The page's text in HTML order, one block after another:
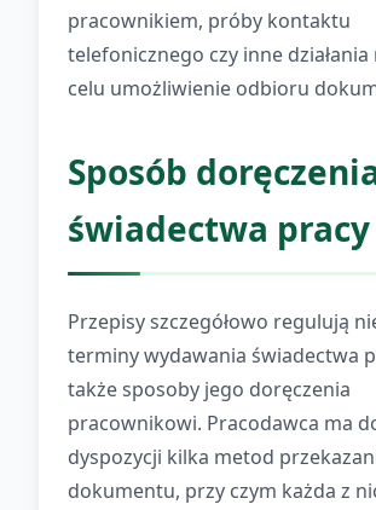
pracownikiem, próby kontaktu
telefonicznego czy inne działania
celu umożliwienie odbioru
Sposób
świadectwa pracy
Przepisy szczegółowo regulują
terminy wydawania świadectwa
także sposoby jego doręczenia
pracownikowi. Pracodawca ma
dyspozycji kilka metod
dokumentu, przy czym każda z